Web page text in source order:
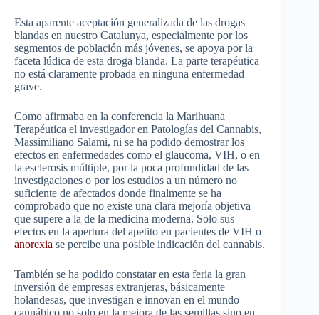
Esta aparente aceptación generalizada de las drogas
blandas en nuestro Catalunya, especialmente por los
segmentos de población más jóvenes, se apoya por la
faceta lúdica de esta droga blanda. La parte terapéutica
no está claramente probada en ninguna enfermedad
grave.
Como afirmaba en la conferencia la Marihuana
Terapéutica el investigador en Patologías del Cannabis,
Massimiliano Salami, ni se ha podido demostrar los
efectos en enfermedades como el glaucoma, VIH, o en
la esclerosis múltiple, por la poca profundidad de las
investigaciones o por los estudios a un número no
suficiente de afectados donde finalmente se ha
comprobado que no existe una clara mejoría objetiva
que supere a la de la medicina moderna. Solo sus
efectos en la apertura del apetito en pacientes de VIH o
anorexia se percibe una posible indicación del cannabis.
También se ha podido constatar en esta feria la gran
inversión de empresas extranjeras, básicamente
holandesas, que investigan e innovan en el mundo
cannábico no solo en la mejora de las semillas sino en